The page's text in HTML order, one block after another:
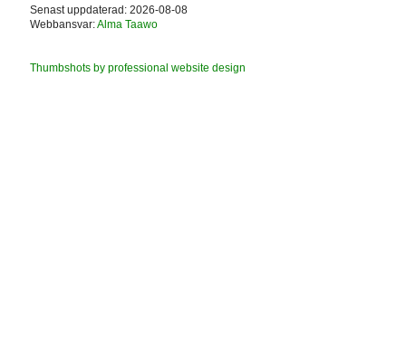
Senast uppdaterad: 2026-08-08
Webbansvar:Alma Taawo
Thumbshots by professional website design